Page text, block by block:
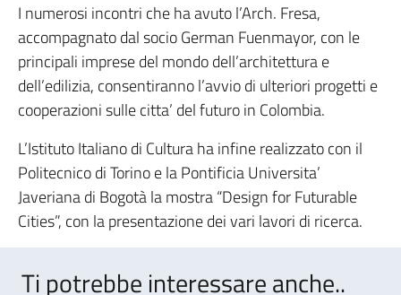
I numerosi incontri che ha avuto l’Arch. Fresa,
accompagnato dal socio German Fuenmayor, con le
principali imprese del mondo dell’architettura e
dell’edilizia, consentiranno l’avvio di ulteriori progetti e
cooperazioni sulle citta’ del futuro in Colombia.
L’Istituto Italiano di Cultura ha infine realizzato con il
Politecnico di Torino e la Pontificia Universita’
Javeriana di Bogotà la mostra “Design for Futurable
Cities”, con la presentazione dei vari lavori di ricerca.
Ti potrebbe interessare anche..